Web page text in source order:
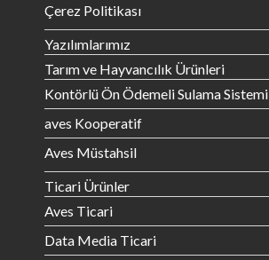
Çerez Politikası
Yazılımlarımız
Tarım ve Hayvancılık Ürünleri
Kontörlü Ön Ödemeli Sulama Sistemi
aves Kooperatif
Aves Müstahsil
Ticari Ürünler
Aves Ticari
Data Media Ticari